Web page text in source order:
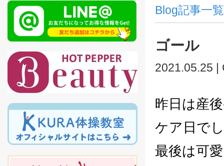
Blog記事一覧
ゴール
2021.05.25
昨日は産
ケア日で
最後は可